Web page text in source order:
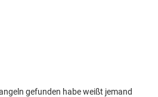
gefunden habe weißt jemand